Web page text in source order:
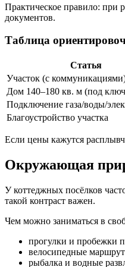
Практическое правило: при
документов.
Таблица
Статья
Участок (с
Дом 140–180 кв. м (под
Подключение газа/воды/
Благоустройство участка
Если цены кажутся
Окружающая
У коттеджных посёлков
такой контраст важен.
Чем можно заниматься в
прогулки и пробежки
велосипедные
рыбалка и водные